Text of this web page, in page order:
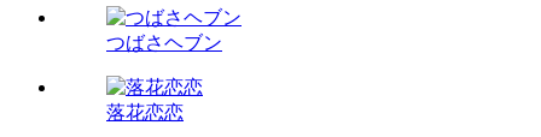
つばさヘブン
落花恋恋